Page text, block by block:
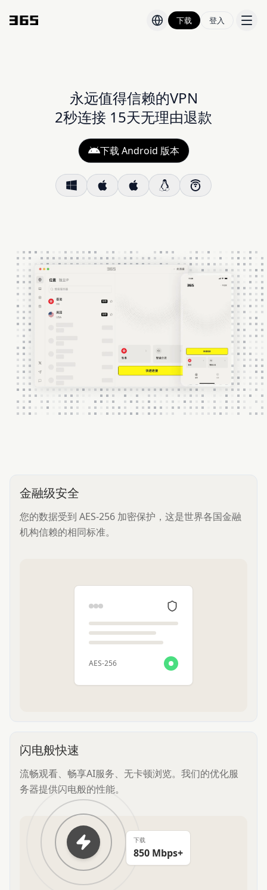
下载 登入
永远值得信赖的VPN
2秒连接 15天无理由退款
下载 Android 版本
金融级安全
您的数据受到 AES-256 加密保护，这是世界各国金融
机构信赖的相同标准。
AES-256
闪电般快速
流畅观看、畅享AI服务、无卡顿浏览。我们的优化服
务器提供闪电般的性能。
下载
850 Mbps+